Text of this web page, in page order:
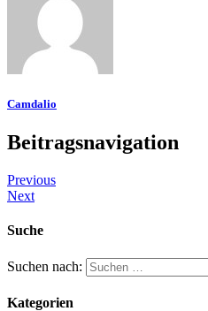
Camdalio
Beitragsnavigation
Previous
Next
Suche
Suchen nach:
Kategorien